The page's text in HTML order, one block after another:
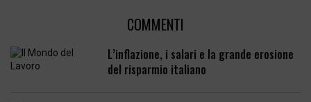
COMMENTI
L’inflazione, i salari e la grande erosione
del risparmio italiano